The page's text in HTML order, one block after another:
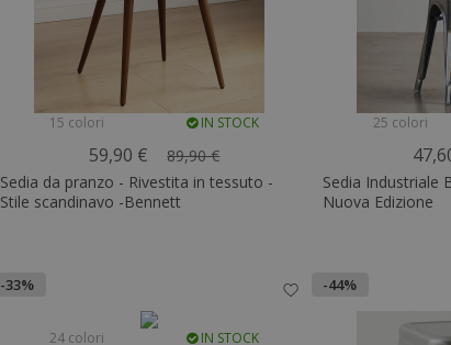
15 colori IN STOCK
59,90 €
89,90 €
Sedia da pranzo - Rivestita in tessuto -
Stile scandinavo -Bennett
25 colori
Sedia Industriale
Nuova Edizione
-33%
24 colori IN STOCK
-44%